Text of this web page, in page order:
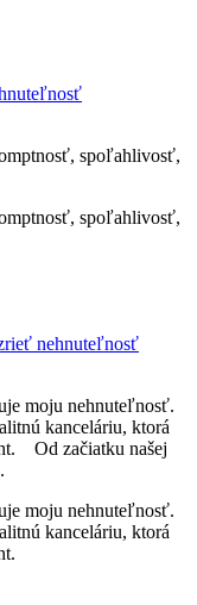
spoľahlivosť,
spoľahlivosť,
nehnuteľnosť
moju nehnuteľnosť.
kanceláriu, ktorá
Od začiatku našej
moju nehnuteľnosť.
kanceláriu, ktorá